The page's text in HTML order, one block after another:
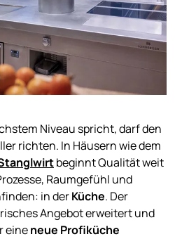
Niveau spricht, darf den
richten. In Häusern wie dem
beginnt Qualität weit
Raumgefühl und
in derKüche. Der
Angebot erweitert und
eineneue Profiküche